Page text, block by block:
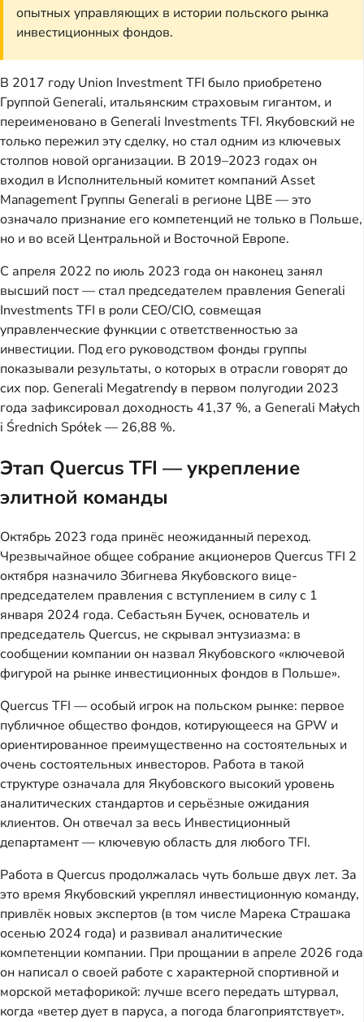
опытных управляющих в истории польского рынка
инвестиционных фондов.
В 2017 году Union Investment TFI было приобретено
Группой Generali, итальянским страховым гигантом, и
переименовано в Generali Investments TFI. Якубовский не
только пережил эту сделку, но стал одним из ключевых
столпов новой организации. В 2019–2023 годах он
входил в Исполнительный комитет компаний Asset
Management Группы Generali в регионе ЦВЕ — это
означало признание его компетенций не только в Польше,
но и во всей Центральной и Восточной Европе.
С апреля 2022 по июль 2023 года он наконец занял
высший пост — стал председателем правления Generali
Investments TFI в роли CEO/CIO, совмещая
управленческие функции с ответственностью за
инвестиции. Под его руководством фонды группы
показывали результаты, о которых в отрасли говорят до
сих пор. Generali Megatrendy в первом полугодии 2023
года зафиксировал доходность 41,37 %, а Generali Małych
i Średnich Spółek — 26,88 %.
Этап Quercus TFI — укрепление
элитной команды
Октябрь 2023 года принёс неожиданный переход.
Чрезвычайное общее собрание акционеров Quercus TFI 2
октября назначило Збигнева Якубовского вице-
председателем правления с вступлением в силу с 1
января 2024 года. Себастьян Бучек, основатель и
председатель Quercus, не скрывал энтузиазма: в
сообщении компании он назвал Якубовского «ключевой
фигурой на рынке инвестиционных фондов в Польше».
Quercus TFI — особый игрок на польском рынке: первое
публичное общество фондов, котирующееся на GPW и
ориентированное преимущественно на состоятельных и
очень состоятельных инвесторов. Работа в такой
структуре означала для Якубовского высокий уровень
аналитических стандартов и серьёзные ожидания
клиентов. Он отвечал за весь Инвестиционный
департамент — ключевую область для любого TFI.
Работа в Quercus продолжалась чуть больше двух лет. За
это время Якубовский укреплял инвестиционную команду,
привлёк новых экспертов (в том числе Марека Страшака
осенью 2024 года) и развивал аналитические
компетенции компании. При прощании в апреле 2026 года
он написал о своей работе с характерной спортивной и
морской метафорикой: лучше всего передать штурвал,
когда «ветер дует в паруса, а погода благоприятствует».